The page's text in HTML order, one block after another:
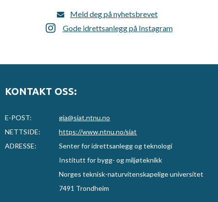
Meld deg på nyhetsbrevet
Gode idrettsanlegg på Instagram
KONTAKT OSS:
E-POST:
gia@siat.ntnu.no
NETTSIDE:
https://www.ntnu.no/siat
ADRESSE:
Senter for idrettsanlegg og teknologi
Institutt for bygg- og miljøteknikk
Norges teknisk-naturvitenskapelige universitet
7491 Trondheim